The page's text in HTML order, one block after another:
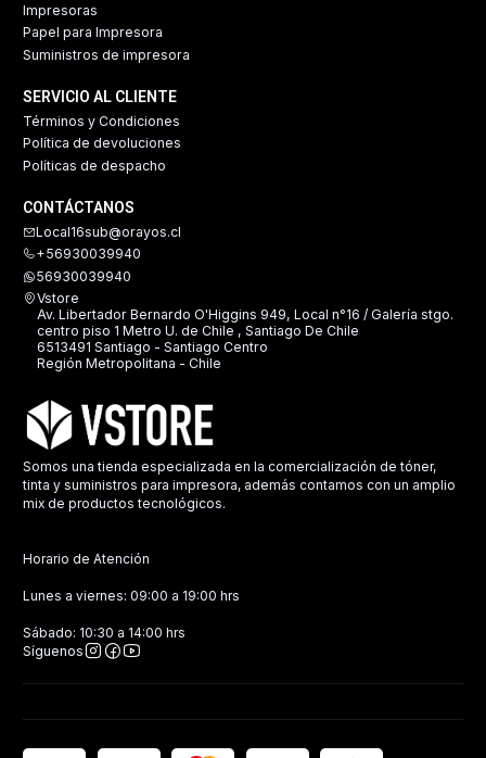
Impresoras
Papel para Impresora
Suministros de impresora
SERVICIO AL CLIENTE
Términos y Condiciones
Política de devoluciones
Políticas de despacho
CONTÁCTANOS
Local16sub@orayos.cl
+56930039940
56930039940
Vstore
Av. Libertador Bernardo O'Higgins 949, Local n°16 / Galería stgo.
centro piso 1 Metro U. de Chile , Santiago De Chile
6513491 Santiago - Santiago Centro
Región Metropolitana - Chile
Somos una tienda especializada en la comercialización de tóner,
tinta y suministros para impresora, además contamos con un amplio
mix de productos tecnológicos.
Horario de Atención
Lunes a viernes: 09:00 a 19:00 hrs
Sábado: 10:30 a 14:00 hrs
Síguenos